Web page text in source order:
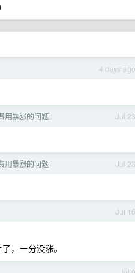
4 days ago
Jul 23
用暴涨的问题
Jul 23
用暴涨的问题
Jul 16
，一分没涨。